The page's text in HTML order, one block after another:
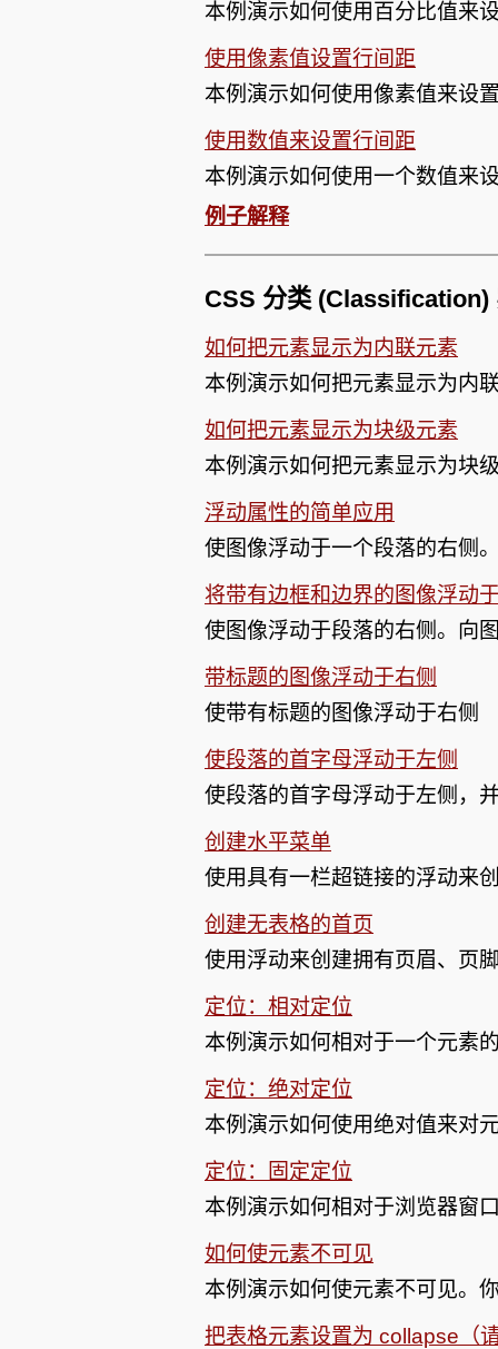
本例演示如何使用百分比值来
使用像素值设置行间距
本例演示如何使用像素值来设
使用数值来设置行间距
本例演示如何使用一个数值来
例子解释
CSS 分类 (Classification)
如何把元素显示为内联元素
本例演示如何把元素显示为内
如何把元素显示为块级元素
本例演示如何把元素显示为块
浮动属性的简单应用
使图像浮动于一个段落的右侧
将带有边框和边界的图像浮动
使图像浮动于段落的右侧。向
带标题的图像浮动于右侧
使带有标题的图像浮动于右侧
使段落的首字母浮动于左侧
使段落的首字母浮动于左侧，
创建水平菜单
使用具有一栏超链接的浮动来
创建无表格的首页
使用浮动来创建拥有页眉、页
定位：相对定位
本例演示如何相对于一个元素
定位：绝对定位
本例演示如何使用绝对值来对
定位：固定定位
本例演示如何相对于浏览器窗
如何使元素不可见
本例演示如何使元素不可见。
把表格元素设置为 collapse（